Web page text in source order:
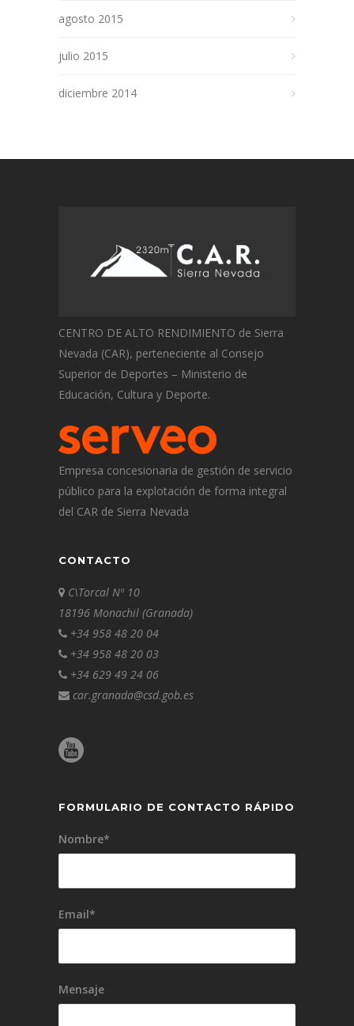
agosto 2015
julio 2015
diciembre 2014
CENTRO DE ALTO RENDIMIENTO de Sierra
Nevada (CAR), perteneciente al Consejo
Superior de Deportes – Ministerio de
Educación, Cultura y Deporte.
Empresa concesionaria de gestión de servicio
público para la explotación de forma integral
del CAR de Sierra Nevada
CONTACTO
C\Torcal Nº 10
18196 Monachil (Granada)
+34 958 48 20 04
+34 958 48 20 03
+34 629 49 24 06
car.granada@csd.gob.es
FORMULARIO DE CONTACTO RÁPIDO
Nombre*
Email*
Mensaje